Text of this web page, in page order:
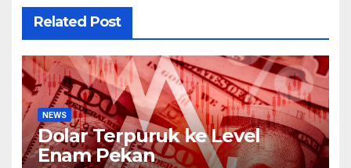
Related Post
NEWS
Dolar Terpuruk ke Level
Enam Pekan